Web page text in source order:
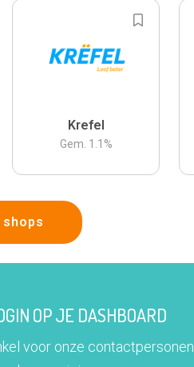
Krefel
Gem. 1.1 %
OP JE DASHBOARD
voor onze contactpersonen